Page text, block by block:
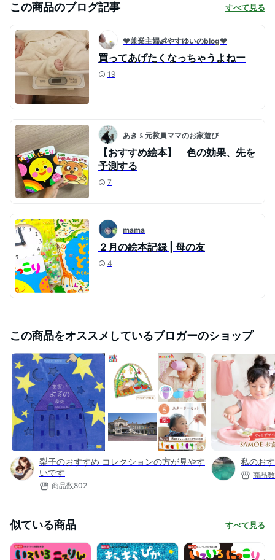
この商品のブログ記事 すべて見る
❤️兼業主婦👶やすゆいのblog❤️
買ってあげたくなっちゃうよねー
19
あき〻元教員ママのお家遊び
【おすすめ絵本】 色の効果、先を
予測する
7
mama
２月の絵本記録 | 母の友
4
この商品をオススメしているブロガーのショップ
梨子のおすすめ コレクションの方が見やす
いです
商品数802
私のお
商品数
似ている商品 すべて見る